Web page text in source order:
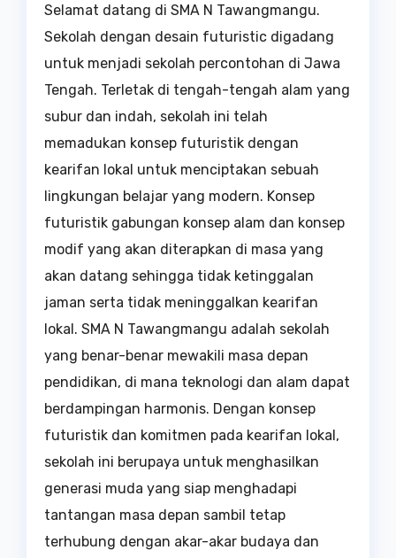
Selamat datang di SMA N Tawangmangu.
Sekolah dengan desain futuristic digadang
untuk menjadi sekolah percontohan di Jawa
Tengah. Terletak di tengah-tengah alam yang
subur dan indah, sekolah ini telah
memadukan konsep futuristik dengan
kearifan lokal untuk menciptakan sebuah
lingkungan belajar yang modern. Konsep
futuristik gabungan konsep alam dan konsep
modif yang akan diterapkan di masa yang
akan datang sehingga tidak ketinggalan
jaman serta tidak meninggalkan kearifan
lokal. SMA N Tawangmangu adalah sekolah
yang benar-benar mewakili masa depan
pendidikan, di mana teknologi dan alam dapat
berdampingan harmonis. Dengan konsep
futuristik dan komitmen pada kearifan lokal,
sekolah ini berupaya untuk menghasilkan
generasi muda yang siap menghadapi
tantangan masa depan sambil tetap
terhubung dengan akar-akar budaya dan